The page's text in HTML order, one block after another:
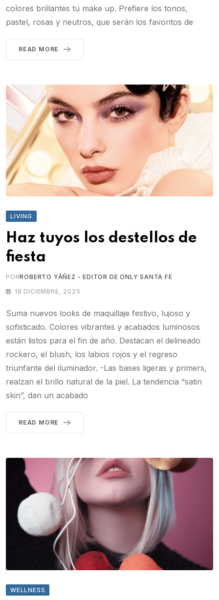
colores brillantes tu make up. Prefiere los tonos,
pastel, rosas y neutros, que serán los favoritos de
READ MORE
LIVING
Haz tuyos los destellos de
fiesta
PORROBERTO YÁÑEZ - EDITOR DE ONLY SANTA FE
18 DICIEMBRE, 2025
Suma nuevos looks de maquillaje festivo, lujoso y
sofisticado. Colores vibrantes y acabados luminosos
están listos para el fin de año. Destacan el delineado
rockero, el blush, los labios rojos y el regreso
triunfante del iluminador. -Las bases ligeras y primers,
realzan el brillo natural de la piel. La tendencia “satin
skin”, dan un acabado
READ MORE
WELLNESS